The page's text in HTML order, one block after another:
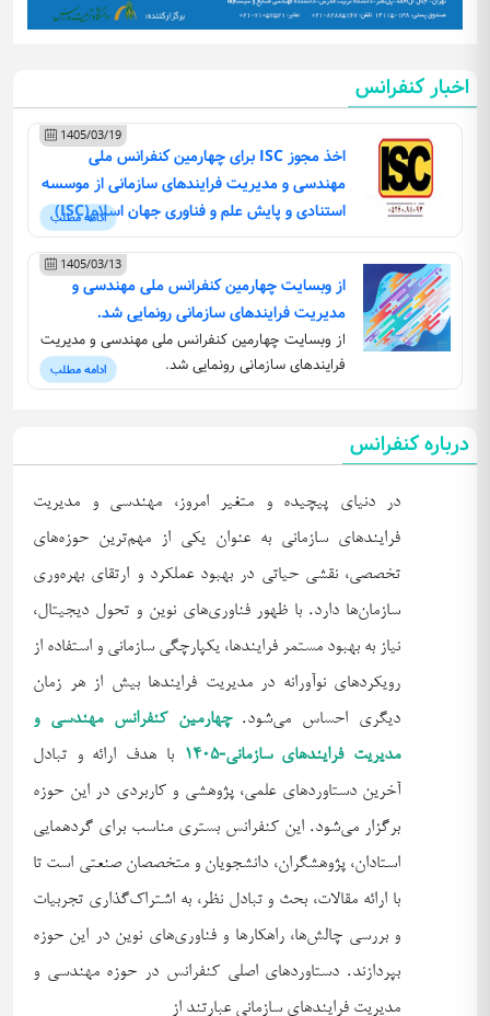
اخبار کنفرانس
1405/03/19
ادامه مطلب
اخذ مجوز ISC برای چهارمین کنفرانس ملی
مهندسی و مدیریت فرایندهای سازمانی از موسسه
استنادی و پایش علم و فناوری جهان اسلام(ISC)
1405/03/13
ادامه مطلب
از وبسایت چهارمین کنفرانس ملی مهندسی و
مدیریت فرایندهای سازمانی رونمایی شد.
از وبسایت چهارمین کنفرانس ملی مهندسی و مدیریت
فرایندهای سازمانی رونمایی شد.
درباره کنفرانس
در دنیای پیچیده و متغیر امروز، مهندسی و مدیریت
فرایندهای سازمانی به عنوان یکی از مهم‌ترین حوزه‌های
تخصصی، نقشی حیاتی در بهبود عملکرد و ارتقای بهره‌وری
سازمان‌ها دارد. با ظهور فناوری‌های نوین و تحول دیجیتال،
نیاز به بهبود مستمر فرایندها، یکپارچگی سازمانی و استفاده از
رویکردهای نوآورانه در مدیریت فرایندها بیش از هر زمان
دیگری احساس می‌شود.چهارمین کنفرانس مهندسی و
مدیریت فرایندهای سازمانی-1405
با هدف ارائه و تبادل
آخرین دستاوردهای علمی، پژوهشی و کاربردی در این حوزه
برگزار می‌شود. این کنفرانس بستری مناسب برای گردهمایی
استادان، پژوهشگران، دانشجویان و متخصصان صنعتی است تا
با ارائه مقالات، بحث و تبادل نظر، به اشتراک‌گذاری تجربیات
و بررسی چالش‌ها، راهکارها و فناوری‌های نوین در این حوزه
بپردازند. دستاوردهای اصلی کنفرانس در حوزه مهندسی و
مدیریت فرایندهای سازمانی عبارتند از